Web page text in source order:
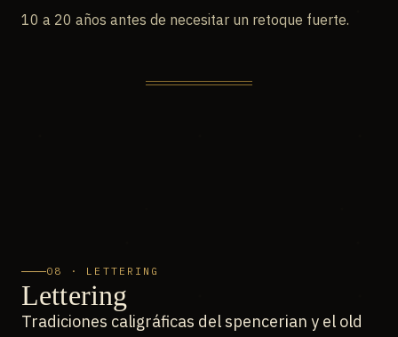
10 a 20 años antes de necesitar un retoque fuerte.
08 · LETTERING
Lettering
Tradiciones caligráficas del spencerian y el old